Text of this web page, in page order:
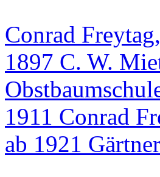
Conrad
1897 C. W.
1911 Conrad
ab 1921